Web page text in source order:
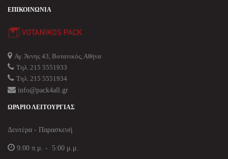
ΕΠΙΚΟΙΝΩΝΊΑ
Αγ. Άννης 43, Βοτανικός, Αθήνα
Τηλ. 215 5551933
Τηλ. 215 5551934
info@pack4all.gr
ΩΡΆΡΙΟ ΛΕΙΤΟΥΡΓΊΑΣ
Δευτέρα - Παρασκευή
9:00 π.μ. - 5:00 μ.μ.